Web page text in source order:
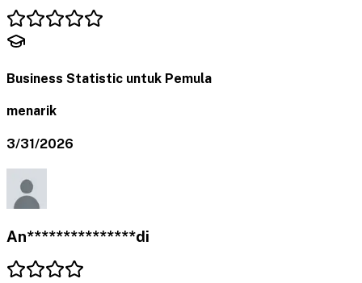
Business Statistic untuk Pemula
menarik
3/31/2026
An***************di